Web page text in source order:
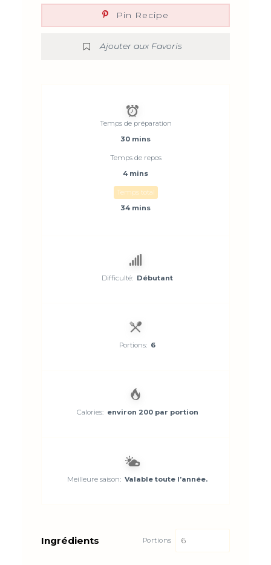
Pin Recipe
Ajouter aux Favoris
Temps de préparation
30 mins
Temps de repos
4 mins
Temps total
34 mins
Difficulté: Débutant
Portions: 6
Calories: environ 200 par portion
Meilleure saison: Valable toute l’année.
Ingrédients Portions